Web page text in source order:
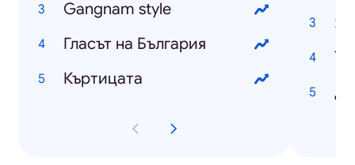
Gangnam style
Гласът на България
Къртицата